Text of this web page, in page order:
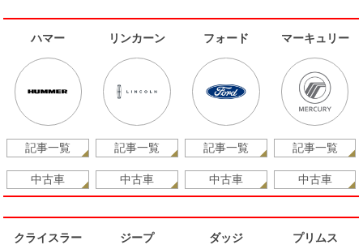
ハマー
記事一覧
中古車
リンカーン
記事一覧
中古車
フォード
記事一覧
中古車
マーキュリー
記事一覧
中古車
クライスラー ジープ ダッジ プリムス